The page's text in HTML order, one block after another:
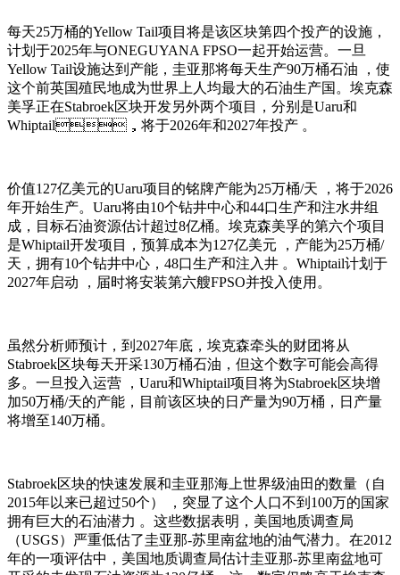
每天25万桶的Yellow Tail项目将是该区块第四个投产的设施，
计划于2025年与ONEGUYANA FPSO一起开始运营。一旦
Yellow Tail设施达到产能，圭亚那将每天生产90万桶石油 ，使
这个前英国殖民地成为世界上人均最大的石油生产国。埃克森
美孚正在Stabroek区块开发另外两个项目，分别是Uaru和
Whiptail，将于2026年和2027年投产 。
价值127亿美元的Uaru项目的铭牌产能为25万桶/天 ，将于2026
年开始生产。Uaru将由10个钻井中心和44口生产和注水井组
成，目标石油资源估计超过8亿桶。埃克森美孚的第六个项目
是Whiptail开发项目，预算成本为127亿美元 ，产能为25万桶/
天，拥有10个钻井中心，48口生产和注入井 。Whiptail计划于
2027年启动 ，届时将安装第六艘FPSO并投入使用 。
虽然分析师预计 ，到2027年底，埃克森牵头的财团将从
Stabroek区块每天开采130万桶石油，但这个数字可能会高得
多。一旦投入运营 ，Uaru和Whiptail项目将为Stabroek区块增
加50万桶/天的产能，目前该区块的日产量为90万桶，日产量
将增至140万桶。
Stabroek区块的快速发展和圭亚那海上世界级油田的数量（自
2015年以来已超过50个） ，突显了这个人口不到100万的国家
拥有巨大的石油潜力 。这些数据表明，美国地质调查局
（USGS）严重低估了圭亚那-苏里南盆地的油气潜力。在2012
年的一项评估中，美国地质调查局估计圭亚那-苏里南盆地可